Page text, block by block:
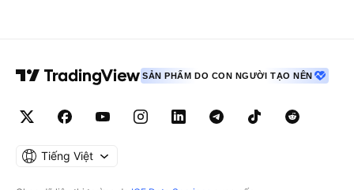
SẢN PHẨM DO CON NGƯỜI TẠO NÊN
Tiếng Việt